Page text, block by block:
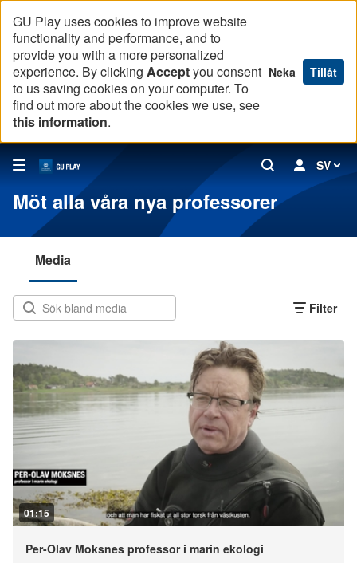
GU Play uses cookies to improve website
functionality and performance, and to
provide you with a more personalized
experience. By clicking Acceptyou consent
to us saving cookies on your computer. To
find out more about the cookies we use, see
this information.
Neka Tillåt
SV
Möt alla våra nya professorer
Media
Filter
01:15
Per-Olav Moksnes professor i marin ekologi